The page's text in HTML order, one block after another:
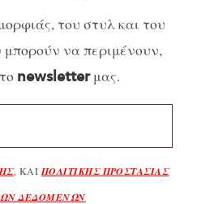
του στυλ και του
να περιμένουν,
newsletterμας.
, ΚΑΙ ΠΟΛΙΤΙΚΗΣ ΠΡΟΣΤΑΣΙΑΣ
ΔΕΔΟΜΕΝΩΝ